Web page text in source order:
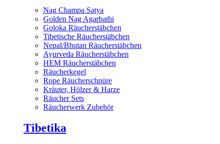
Nag Champa Satya
Golden Nag Agarbathi
Goloka Räucherstäbchen
Tibetische Räucherstäbchen
Nepal/Bhutan Räucherstäbchen
Ayurveda Räucherstäbchen
HEM Räucherstäbchen
Räucherkegel
Rope Räucherschnüre
Kräuter, Hölzer & Harze
Räucher Sets
Räucherwerk Zubehör
Tibetika